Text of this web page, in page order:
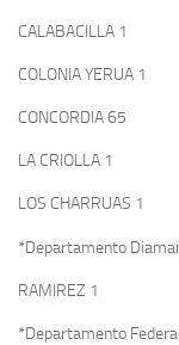
CALABACILLA 1
COLONIA YERUA 1
CONCORDIA 65
LA CRIOLLA 1
LOS CHARRUAS 1
*Departamento
RAMIREZ 1
*Departamento